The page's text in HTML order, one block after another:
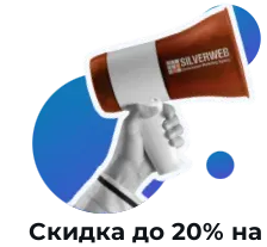
Скидка до 20%